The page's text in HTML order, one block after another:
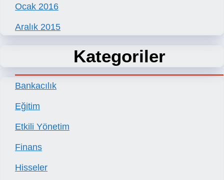
Ocak 2016
Aralık 2015
Kategoriler
Bankacılık
Eğitim
Etkili Yönetim
Finans
Hisseler